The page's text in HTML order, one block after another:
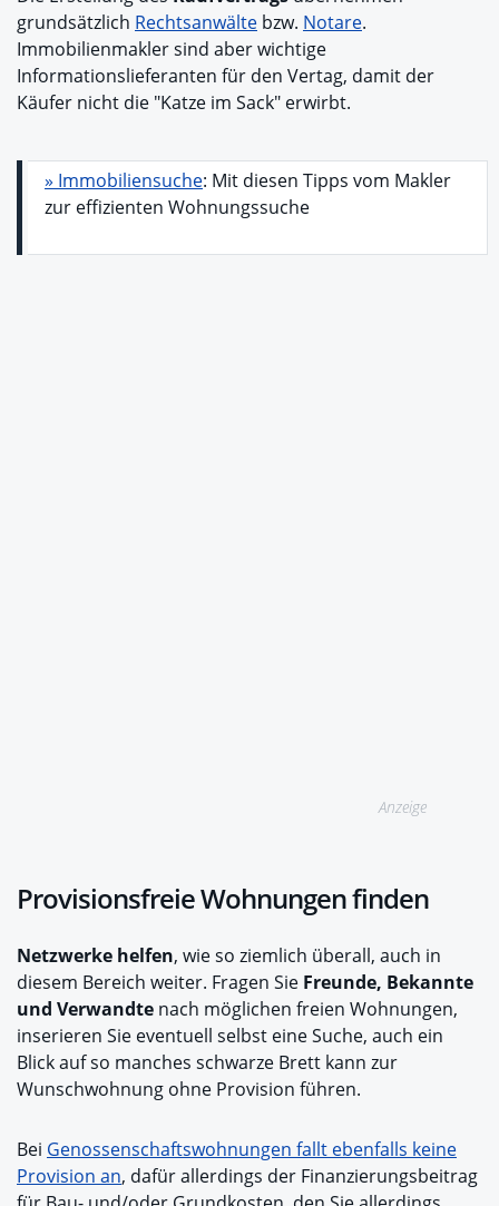
grundsätzlich Rechtsanwälte bzw. Notare.
Immobilienmakler sind aber wichtige
Informationslieferanten für den Vertag, damit der
Käufer nicht die "Katze im Sack" erwirbt.
» Immobiliensuche: Mit diesen Tipps vom Makler
zur effizienten Wohnungssuche
Anzeige
Provisionsfreie Wohnungen finden
Netzwerke helfen, wie so ziemlich überall, auch in
diesem Bereich weiter. Fragen Sie Freunde, Bekannte
und Verwandte nach möglichen freien Wohnungen,
inserieren Sie eventuell selbst eine Suche, auch ein
Blick auf so manches schwarze Brett kann zur
Wunschwohnung ohne Provision führen.
Bei Genossenschaftswohnungen fallt ebenfalls keine
Provision an, dafür allerdings der Finanzierungsbeitrag